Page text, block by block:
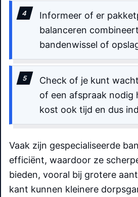
Informeer of er
balanceren
bandenwissel of
Check of je kunt
of een afspraak nodig
kost ook tijd en dus
Vaak zijn gespecialiseerde
efficiënt, waardoor ze
bieden, vooral bij grotere
kant kunnen kleinere